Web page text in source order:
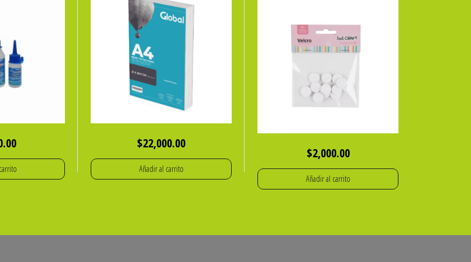
$22,000.00
Añadir al carrito
$2,000.00
Añadir al carrito